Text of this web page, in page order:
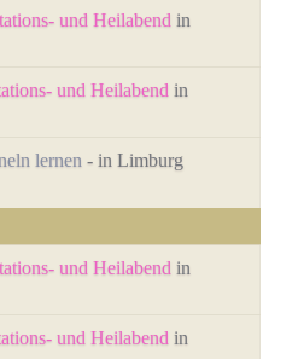
und Heilabend in
und Heilabend in
lernen - in Limburg
und Heilabend in
und Heilabend in